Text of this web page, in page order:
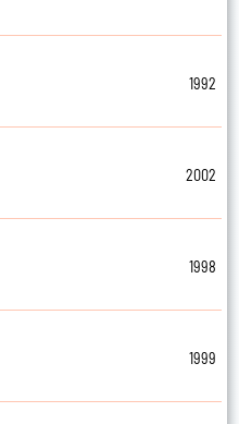
1992
2002
1998
1999